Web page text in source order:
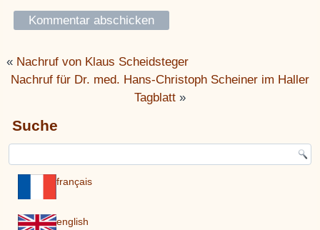
« Nachruf von Klaus Scheidsteger
Nachruf für Dr. med. Hans-Christoph Scheiner im Haller
Tagblatt »
Suche
français
english